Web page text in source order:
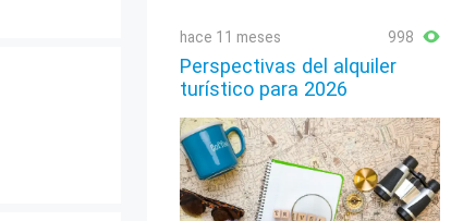
hace 11 meses 998
Perspectivas del alquiler
turístico para 2026